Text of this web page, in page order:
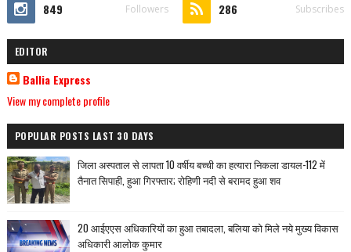
849 Followers 286 Subscribes
EDITOR
Ballia Express
View my complete profile
POPULAR POSTS LAST 30 DAYS
जिला अस्पताल से लापता 10 वर्षीय बच्ची का हत्यारा निकला डायल-112 में
तैनात सिपाही, हुआ गिरफ्तार; रोहिणी नदी से बरामद हुआ शव
20 आईएएस अधिकारियों का हुआ तबादला, बलिया को मिले नये मुख्य विकास
अधिकारी आलोक कुमार